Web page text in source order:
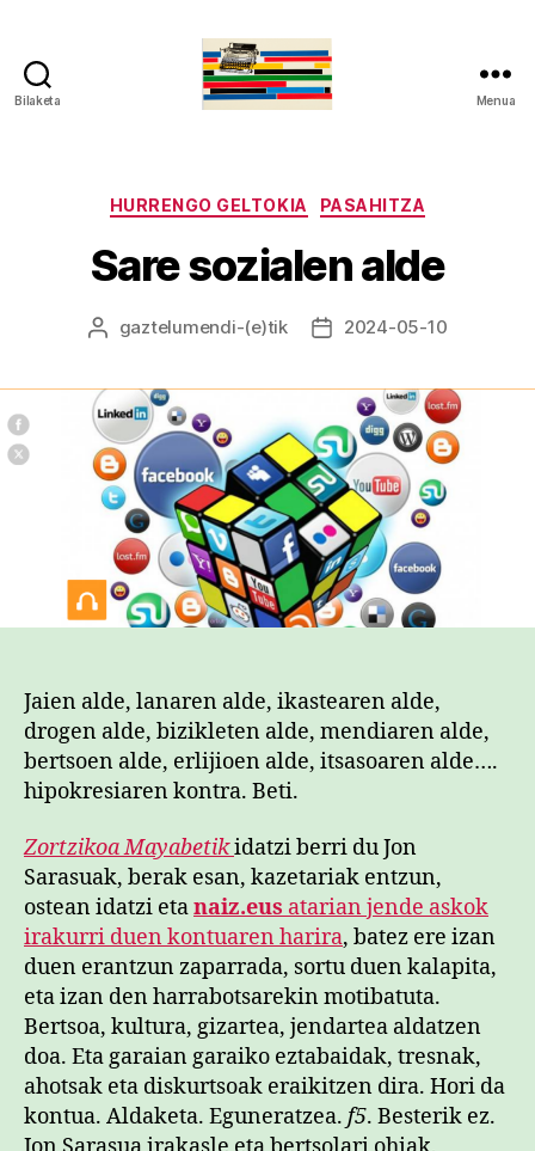
Bilaketa Menua
Kategoriak
HURRENGO GELTOKIA PASAHITZA
Sare sozialen alde
Argitalpenaren
gaztelumendi-(e)tik
Argitalpenaren
2024-05-10
Jaien alde, lanaren alde, ikastearen alde,
drogen alde, bizikleten alde, mendiaren alde,
bertsoen alde, erlijioen alde, itsasoaren alde….
hipokresiaren kontra. Beti.
Zortzikoa Mayabetikidatzi berri du Jon
Sarasuak, berak esan, kazetariak entzun,
ostean idatzi etanaiz.eus atarian jende askok
irakurri duen kontuaren harira, batez ere izan
duen erantzun zaparrada, sortu duen kalapita,
eta izan den harrabotsarekin motibatuta.
Bertsoa, kultura, gizartea, jendartea aldatzen
doa. Eta garaian garaiko eztabaidak, tresnak,
ahotsak eta diskurtsoak eraikitzen dira. Hori da
kontua. Aldaketa. Eguneratzea. f5. Besterik ez.